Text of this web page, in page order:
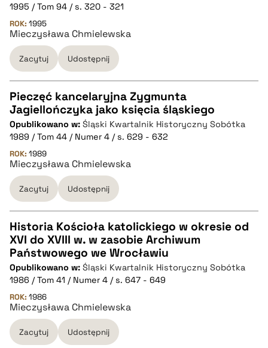
pobierz cytat
BIBTEX
pobierz cytat
1995 / Tom 94 / s. 320 - 321
ROK: 1995
Mieczysława Chmielewska
Zacytuj Udostępnij
CZYSTY TEKST
pobierz cytat
BIBTEX
pobierz cytat
Pieczęć kancelaryjna Zygmunta
Jagiellończyka jako księcia śląskiego
Opublikowano w: Śląski Kwartalnik Historyczny Sobótka
1989 / Tom 44 / Numer 4 / s. 629 - 632
ROK: 1989
Mieczysława Chmielewska
Zacytuj Udostępnij
CZYSTY TEKST
pobierz cytat
BIBTEX
Historia Kościoła katolickiego w okresie od
XVI do XVIII w. w zasobie Archiwum
Państwowego we Wrocławiu
Opublikowano w: Śląski Kwartalnik Historyczny Sobótka
1986 / Tom 41 / Numer 4 / s. 647 - 649
ROK: 1986
Mieczysława Chmielewska
Zacytuj Udostępnij